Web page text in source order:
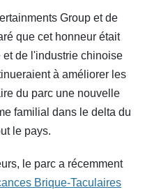
Group et de
que cet honneur était
de l'industrie chinoise
à améliorer les
du parc une nouvelle
familial dans le delta du
le pays.
le parc a récemment
Brique-Taculaires